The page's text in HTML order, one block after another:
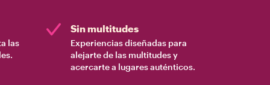
las
Sin multitudes
Experiencias diseñadas para
alejarte de las multitudes y
acercarte a lugares auténticos.